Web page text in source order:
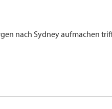
nach Sydney aufmachen